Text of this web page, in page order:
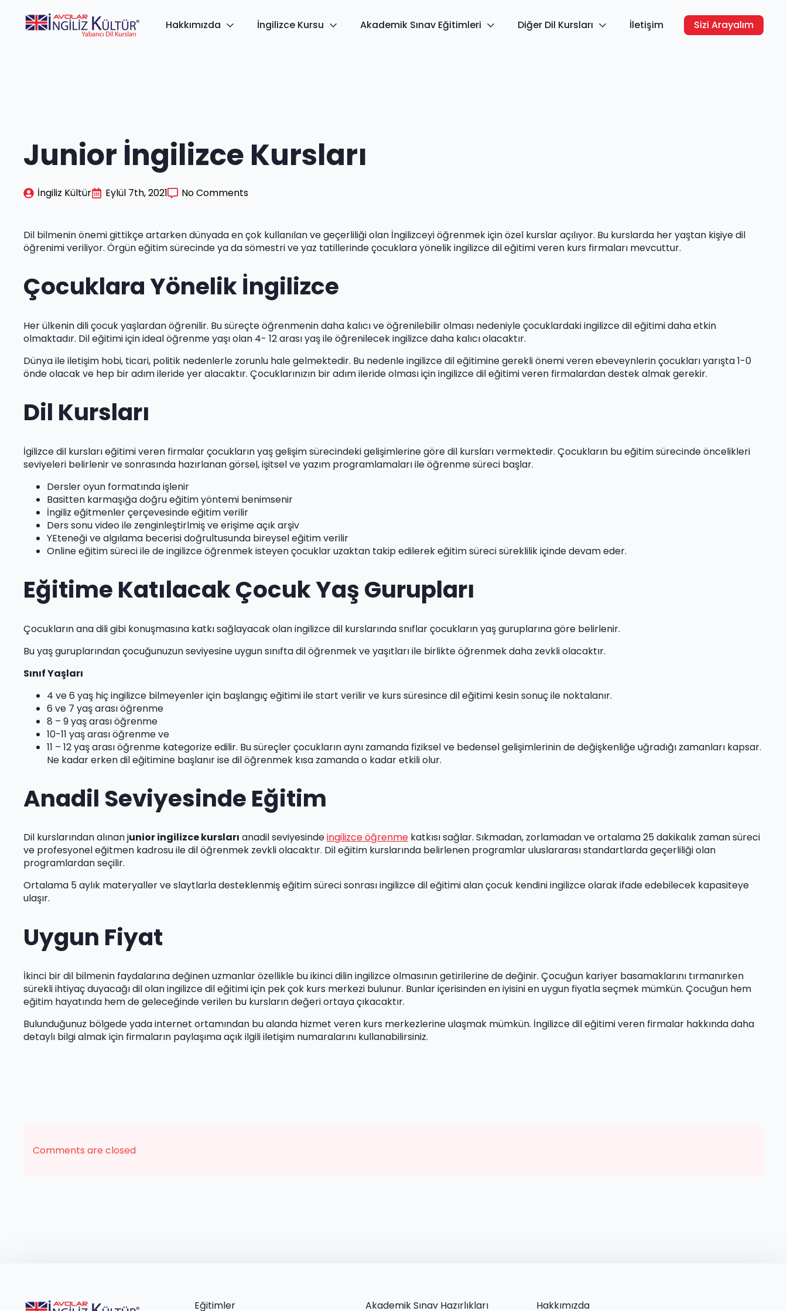
Hakkımızda İngilizce Kursu Akademik Sınav Eğitimleri Diğer Dil Kursları İletişim Sizi Arayalım
Junior İngilizce Kursları
İngiliz Kültür Eylül 7th, 2021 No Comments
Dil bilmenin önemi gittikçe artarken dünyada en çok kullanılan ve geçerliliği olan İngilizceyi öğrenmek için özel kurslar açılıyor. Bu kurslarda her yaştan kişiye dil
öğrenimi veriliyor. Örgün eğitim sürecinde ya da sömestri ve yaz tatillerinde çocuklara yönelik ingilizce dil eğitimi veren kurs firmaları mevcuttur.
Çocuklara Yönelik İngilizce
Her ülkenin dili çocuk yaşlardan öğrenilir. Bu süreçte öğrenmenin daha kalıcı ve öğrenilebilir olması nedeniyle çocuklardaki ingilizce dil eğitimi daha etkin
olmaktadır. Dil eğitimi için ideal öğrenme yaşı olan 4- 12 arası yaş ile öğrenilecek ingilizce daha kalıcı olacaktır.
Dünya ile iletişim hobi, ticari, politik nedenlerle zorunlu hale gelmektedir. Bu nedenle ingilizce dil eğitimine gerekli önemi veren ebeveynlerin çocukları yarışta 1-0
önde olacak ve hep bir adım ileride yer alacaktır. Çocuklarınızın bir adım ileride olması için ingilizce dil eğitimi veren firmalardan destek almak gerekir.
Dil Kursları
İgilizce dil kursları eğitimi veren firmalar çocukların yaş gelişim sürecindeki gelişimlerine göre dil kursları vermektedir. Çocukların bu eğitim sürecinde öncelikleri
seviyeleri belirlenir ve sonrasında hazırlanan görsel, işitsel ve yazım programlamaları ile öğrenme süreci başlar.
Dersler oyun formatında işlenir
Basitten karmaşığa doğru eğitim yöntemi benimsenir
İngiliz eğitmenler çerçevesinde eğitim verilir
Ders sonu video ile zenginleştirlmiş ve erişime açık arşiv
YEteneği ve algılama becerisi doğrultusunda bireysel eğitim verilir
Online eğitim süreci ile de ingilizce öğrenmek isteyen çocuklar uzaktan takip edilerek eğitim süreci süreklilik içinde devam eder.
Eğitime Katılacak Çocuk Yaş Gurupları
Çocukların ana dili gibi konuşmasına katkı sağlayacak olan ingilizce dil kurslarında snıflar çocukların yaş guruplarına göre belirlenir.
Bu yaş guruplarından çocuğunuzun seviyesine uygun sınıfta dil öğrenmek ve yaşıtları ile birlikte öğrenmek daha zevkli olacaktır.
Sınıf Yaşları
4 ve 6 yaş hiç ingilizce bilmeyenler için başlangıç eğitimi ile start verilir ve kurs süresince dil eğitimi kesin sonuç ile noktalanır.
6 ve 7 yaş arası öğrenme
8 – 9 yaş arası öğrenme
10-11 yaş arası öğrenme ve
11 – 12 yaş arası öğrenme kategorize edilir. Bu süreçler çocukların aynı zamanda fiziksel ve bedensel gelişimlerinin de değişkenliğe uğradığı zamanları kapsar.
Ne kadar erken dil eğitimine başlanır ise dil öğrenmek kısa zamanda o kadar etkili olur.
Anadil Seviyesinde Eğitim
Dil kurslarından alınan junior ingilizce kursları anadil seviyesindeingilizce öğrenme katkısı sağlar. Sıkmadan, zorlamadan ve ortalama 25 dakikalık zaman süreci
ve profesyonel eğitmen kadrosu ile dil öğrenmek zevkli olacaktır. Dil eğitim kurslarında belirlenen programlar uluslararası standartlarda geçerliliği olan
programlardan seçilir.
Ortalama 5 aylık materyaller ve slaytlarla desteklenmiş eğitim süreci sonrası ingilizce dil eğitimi alan çocuk kendini ingilizce olarak ifade edebilecek kapasiteye
ulaşır.
Uygun Fiyat
İkinci bir dil bilmenin faydalarına değinen uzmanlar özellikle bu ikinci dilin ingilizce olmasının getirilerine de değinir. Çocuğun kariyer basamaklarını tırmanırken
sürekli ihtiyaç duyacağı dil olan ingilizce dil eğitimi için pek çok kurs merkezi bulunur. Bunlar içerisinden en iyisini en uygun fiyatla seçmek mümkün. Çocuğun hem
eğitim hayatında hem de geleceğinde verilen bu kursların değeri ortaya çıkacaktır.
Bulunduğunuz bölgede yada internet ortamından bu alanda hizmet veren kurs merkezlerine ulaşmak mümkün. İngilizce dil eğitimi veren firmalar hakkında daha
detaylı bilgi almak için firmaların paylaşıma açık ilgili iletişim numaralarını kullanabilirsiniz.
Comments are closed
Eğitimler Akademik Sınav Hazırlıkları Hakkımızda